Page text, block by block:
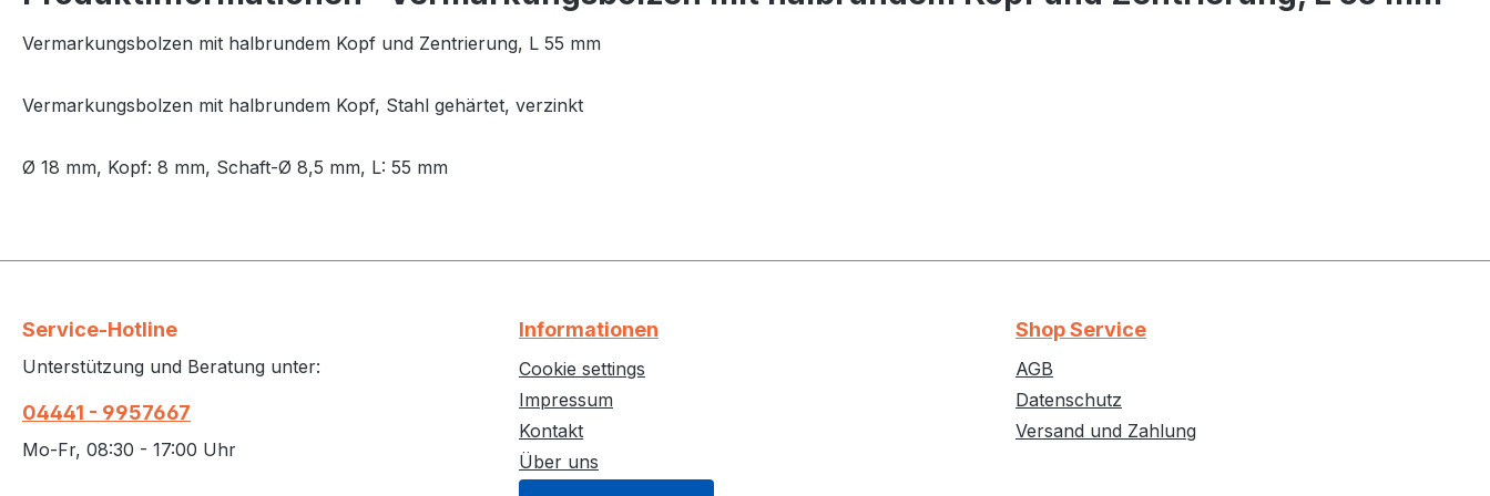
Vermarkungsbolzen mit halbrundem Kopf und Zentrierung, L 55 mm
Vermarkungsbolzen mit halbrundem Kopf, Stahl gehärtet, verzinkt
Ø 18 mm, Kopf: 8 mm, Schaft-Ø 8,5 mm, L: 55 mm
Service-Hotline
Unterstützung und Beratung unter:
04441 - 9957667
Mo-Fr, 08:30 - 17:00 Uhr
Informationen
Cookie settings
Impressum
Kontakt
Über uns
Shop Service
AGB
Datenschutz
Versand und Zahlung